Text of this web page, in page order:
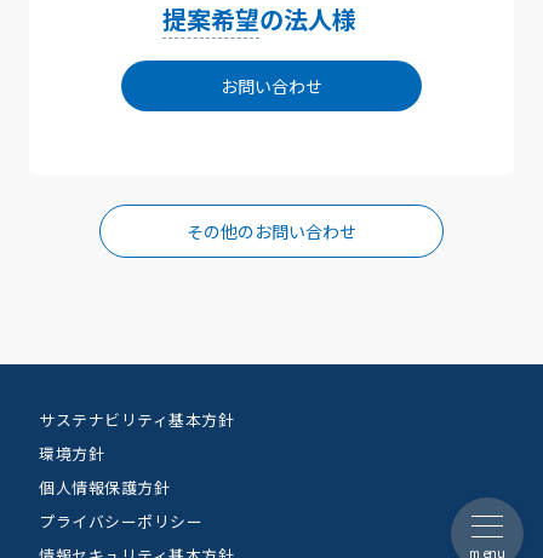
提案希望の法人様
お問い合わせ
その他のお問い合わせ
サステナビリティ基本方針
環境方針
個人情報保護方針
プライバシーポリシー
menu